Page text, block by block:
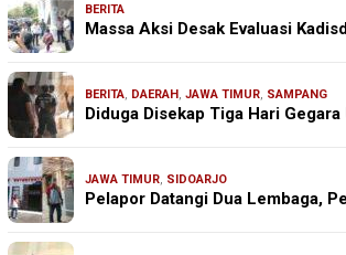
BERITA
Massa Aksi Desak Evaluasi
BERITA, DAERAH, JAWA TIMUR, SAMPANG
Diduga Disekap Tiga Hari
JAWA TIMUR, SIDOARJO
Pelapor Datangi Dua Lembaga,